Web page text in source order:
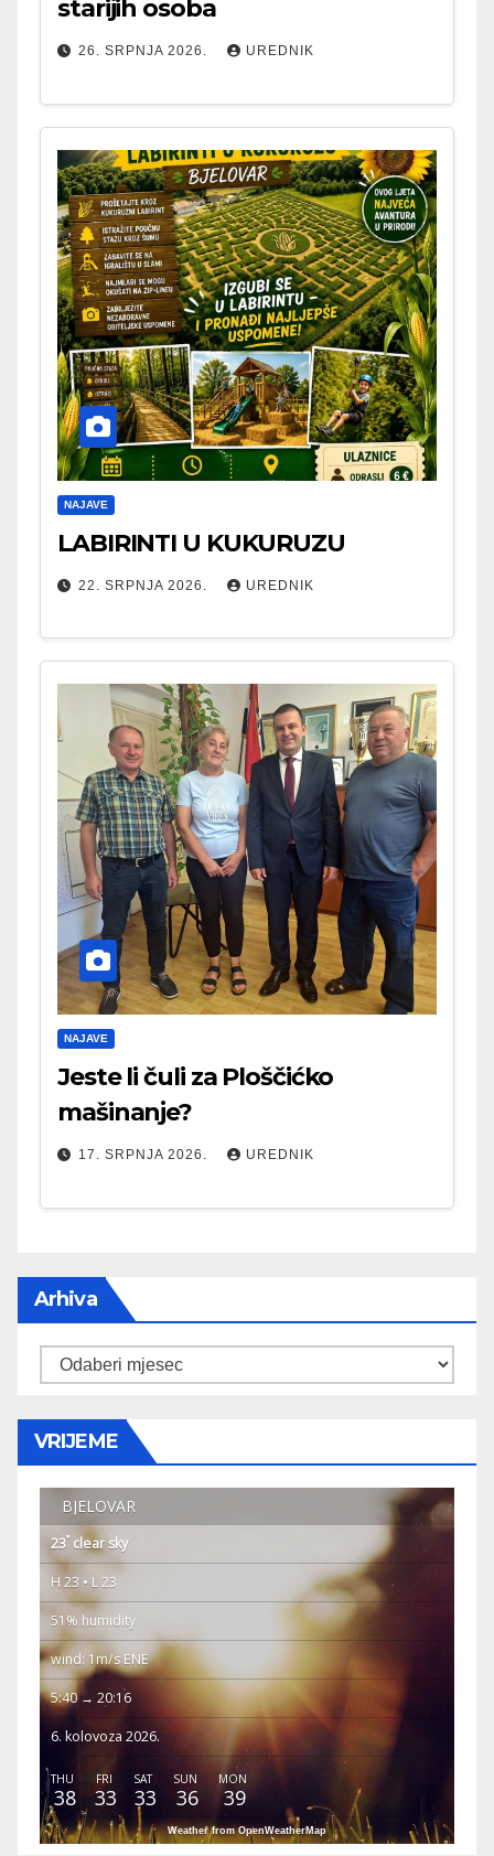
starijih osoba
26. SRPNJA 2026. UREDNIK
NAJAVE
LABIRINTI U KUKURUZU
22. SRPNJA 2026. UREDNIK
NAJAVE
Jeste li čuli za Ploščićko
mašinanje?
17. SRPNJA 2026. UREDNIK
Arhiva
Arhiva
VRIJEME
BJELOVAR
23° clear sky
H 23 • L 23
51% humidity
wind: 1m/s ENE
5:40 → 20:16
6. kolovoza 2026.
THU
38
FRI
33
SAT
33
SUN
36
MON
39
Weather from OpenWeatherMap